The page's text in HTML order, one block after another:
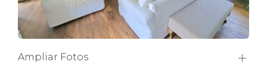
Ampliar Fotos